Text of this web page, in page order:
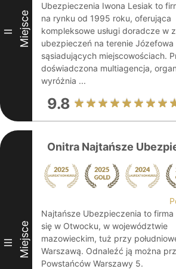
II Miejsce
Ubezpieczenia Iwona Lesiak to
na rynku od 1995 roku, oferująca
kompleksowe usługi doradcze w
ubezpieczeń na terenie Józefowa
sąsiadujących miejscowościach.
doświadczona multiagencja,
wyróżnia ...
9.8
III Miejsce
Onitra Najtańsze
Najtańsze Ubezpieczenia to firma
się w Otwocku, w województwie
mazowieckim, tuż przy
Warszawą. Odnaleźć ją można
Powstańców Warszawy 5.